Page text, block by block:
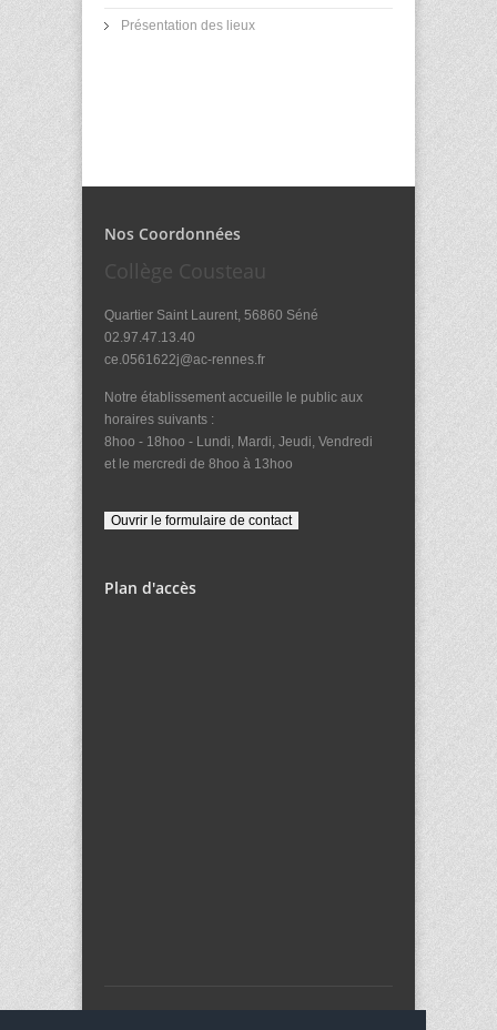
Présentation des lieux
Nos Coordonnées
Collège Cousteau
Quartier Saint Laurent, 56860 Séné
02.97.47.13.40
ce.0561622j@ac-rennes.fr
Notre établissement accueille le public aux
horaires suivants :
8hoo - 18hoo - Lundi, Mardi, Jeudi, Vendredi
et le mercredi de 8hoo à 13hoo
Plan d'accès